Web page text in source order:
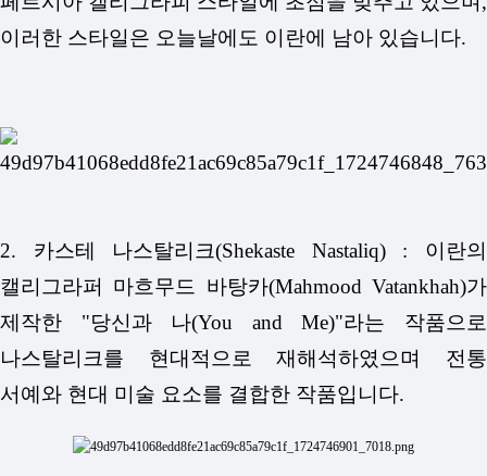
이러한 스타일은 오늘날에도 이란에 남아 있습니다.
2. 카스테 나스탈리크(Shekaste Nastaliq) : 이란의
캘리그라퍼 마흐무드 바탕카(Mahmood Vatankhah)가
제작한 "당신과 나(You and Me)"라는 작품으로
나스탈리크를 현대적으로 재해석하였으며 전통
서예와 현대 미술 요소를 결합한 작품입니다.